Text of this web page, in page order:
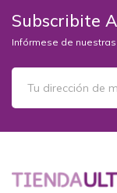
Subscribite
Infórmese de